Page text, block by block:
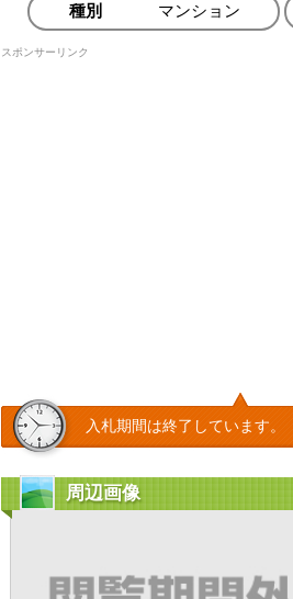
種別 マンション
スポンサーリンク
入札期間は終了しています。
周辺画像